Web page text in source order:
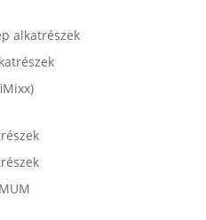
alkatrészek